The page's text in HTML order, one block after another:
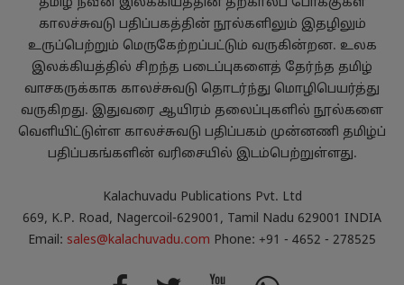
காலச்சுவடு பதிப்பகத்தின் நூல்களிலும் இதழிலும்
உருப்பெற்றும் மெருகேற்றப்பட்டும் வருகின்றன. உலக
இலக்கியத்தில் சிறந்த படைப்புகளைத் தேர்ந்த தமிழ்
வாசகருக்காக காலச்சுவடு தொடர்ந்து மொழிபெயர்த்து
வருகிறது. இதுவரை ஆயிரம் தலைப்புகளில் நூல்களை
வெளியிட்டுள்ள காலச்சுவடு பதிப்பகம் முன்னணி தமிழ்ப்
பதிப்பகங்களின் வரிசையில் இடம்பெற்றுள்ளது.
Kalachuvadu Publications Pvt. Ltd
669, K.P. Road, Nagercoil-629001, Tamil Nadu 629001 INDIA
Email: sales@kalachuvadu.com Phone: +91 - 4652 - 278525